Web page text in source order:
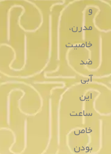
تا
مدرن،
از
مکانیسم‌های
متنوع
تا
انواع
متریال
بکار